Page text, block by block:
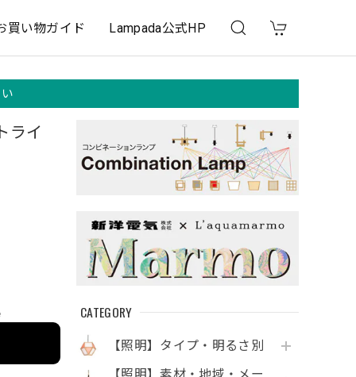
買い物ガイド Lampada公式HP
CATEGORY
【照明】タイプ・明るさ別
ライ